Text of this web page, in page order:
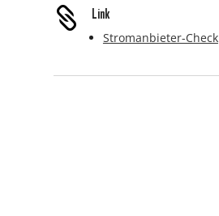
 Link
Stromanbieter-Check